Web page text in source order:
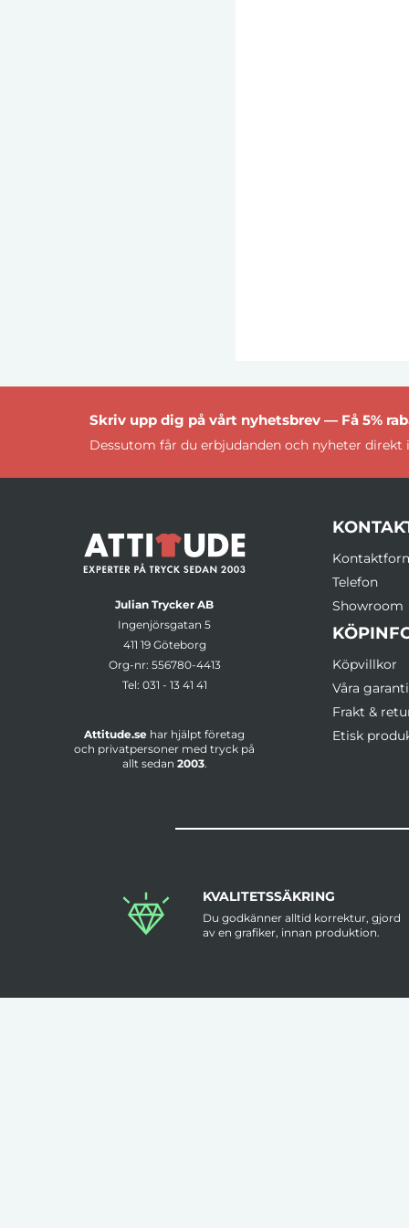
Skriv upp dig på vårt nyhetsbrev — Få 5%
Dessutom får du erbjudanden och nyheter direkt
Julian Trycker AB
Ingenjörsgatan 5
411 19 Göteborg
Org-nr: 556780-4413
Tel: 031 - 13 41 41
Attitude.se har hjälpt företag
och privatpersoner med tryck på
allt sedan 2003.
Telefon
Showroom
Köpvillkor
Våra
Frakt &
Etisk
KVALITETSSÄKRING
Du godkänner alltid korrektur, gjord
av en grafiker, innan produktion.